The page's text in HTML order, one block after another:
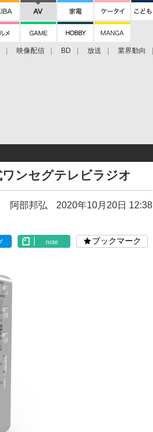
映像配信 BD 放送 業界動向
ンセグテレビラジオ
阿部邦弘 2020年10月20日 12:38
note ブックマーク